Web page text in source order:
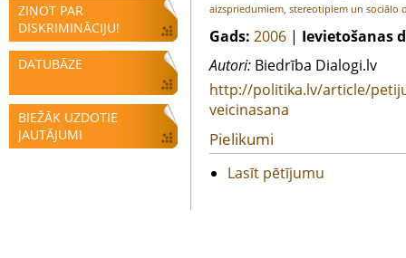
ZIŅOT PAR
DISKRIMINĀCIJU!
DATUBĀZE
BIEŽĀK UZDOTIE
JAUTĀJUMI
aizspriedumiem, stereotipiem un sociālo
Gads: 2006 | Ievietošanas
Autori: Biedrība Dialogi.lv
http://politika.lv/article/
veicinasana
Pielikumi
Lasīt pētījumu